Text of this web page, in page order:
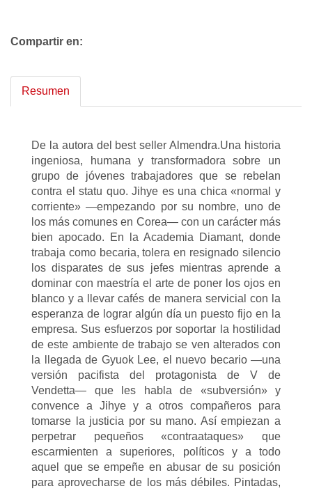
Compartir en:
Resumen
De la autora del best seller Almendra.Una historia
ingeniosa, humana y transformadora sobre un
grupo de jóvenes trabajadores que se rebelan
contra el statu quo. Jihye es una chica «normal y
corriente» —empezando por su nombre, uno de
los más comunes en Corea— con un carácter más
bien apocado. En la Academia Diamant, donde
trabaja como becaria, tolera en resignado silencio
los disparates de sus jefes mientras aprende a
dominar con maestría el arte de poner los ojos en
blanco y a llevar cafés de manera servicial con la
esperanza de lograr algún día un puesto fijo en la
empresa. Sus esfuerzos por soportar la hostilidad
de este ambiente de trabajo se ven alterados con
la llegada de Gyuok Lee, el nuevo becario —una
versión pacifista del protagonista de V de
Vendetta— que les habla de «subversión» y
convence a Jihye y a otros compañeros para
tomarse la justicia por su mano. Así empiezan a
perpetrar pequeños «contraataques» que
escarmienten a superiores, políticos y a todo
aquel que se empeñe en abusar de su posición
para aprovecharse de los más débiles. Pintadas,